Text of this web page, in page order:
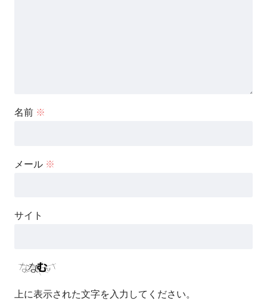
名前 ※
メール ※
サイト
上に表示された文字を入力してください。